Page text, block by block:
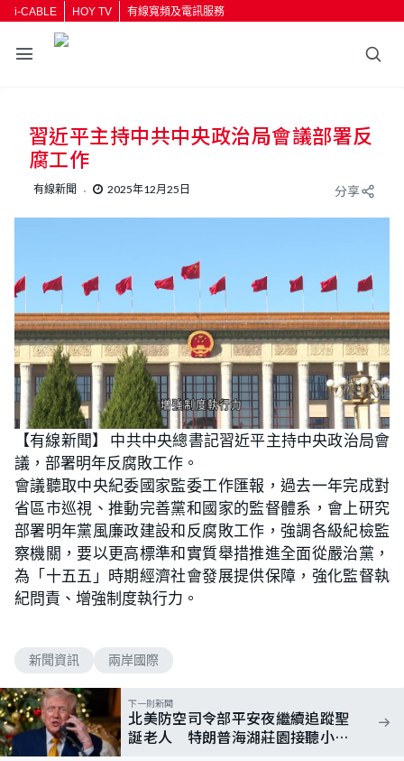
i-CABLE HOY TV 有線寬頻及電訊服務
習近平主持中共中央政治局會議部署反
腐工作
有線新聞 2025年12月25日 分享
【有線新聞】 中共中央總書記習近平主持中央政治局會
議，部署明年反腐敗工作。
會議聽取中央紀委國家監委工作匯報，過去一年完成對
省區市巡視、推動完善黨和國家的監督體系，會上研究
部署明年黨風廉政建設和反腐敗工作，強調各級紀檢監
察機關，要以更高標準和實質舉措推進全面從嚴治黨，
為「十五五」時期經濟社會發展提供保障，強化監督執
紀問責、增強制度執行力。
新聞資訊 兩岸國際
下一則新聞
北美防空司令部平安夜繼續追蹤聖
誕老人 特朗普海湖莊園接聽小朋